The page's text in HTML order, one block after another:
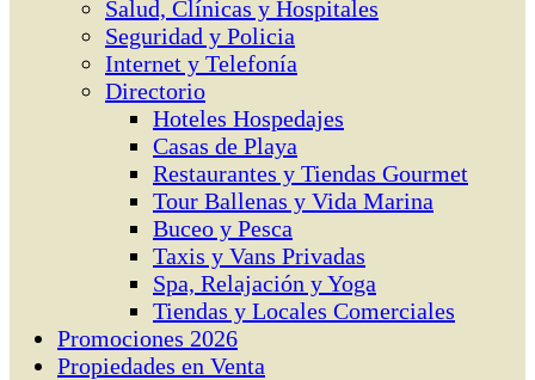
Salud, Clínicas y Hospitales
Seguridad y Policia
Internet y Telefonía
Directorio
Hoteles Hospedajes
Casas de Playa
Restaurantes y Tiendas Gourmet
Tour Ballenas y Vida Marina
Buceo y Pesca
Taxis y Vans Privadas
Spa, Relajación y Yoga
Tiendas y Locales Comerciales
Promociones 2026
Propiedades en Venta